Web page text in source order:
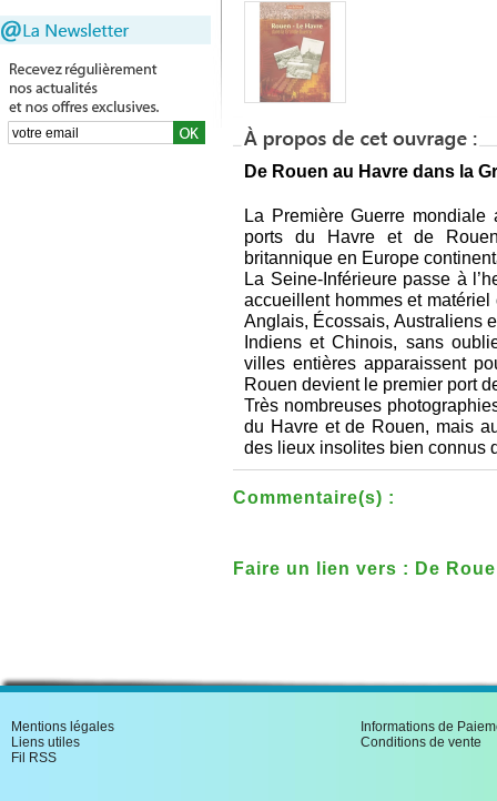
De Rouen au Havre dans la
La Première Guerre
ports du Havre et de
britannique en Europe
La Seine-Inférieure passe à
accueillent hommes et
Anglais, Écossais, Australiens
Indiens et Chinois, sans
villes entières apparaissent
Rouen devient le premier port
Très nombreuses
du Havre et de Rouen, mais
des lieux insolites bien connus
Commentaire(s) :
Faire un lien vers : De
Mentions légales
Liens utiles
Fil RSS
Informations de
Conditions de vente